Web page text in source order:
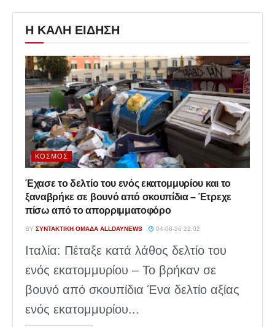
Η ΚΑΛΗ ΕΙΔΗΣΗ
ΚΌΣΜΟΣ
Έχασε το δελτίο του ενός εκατομμυρίου και το
ξαναβρήκε σε βουνό από σκουπίδια – Έτρεχε
πίσω από το απορριμματοφόρο
BY ΣΥΝΤΑΚΤΙΚΉ ΟΜΆΔΑ ALLDAYNEWS 04-08-26 22:02
Ιταλία: Πέταξε κατά λάθος δελτίο του
ενός εκατομμυρίου – Το βρήκαν σε
βουνό από σκουπίδια Ένα δελτίο αξίας
ενός εκατομμυρίου...